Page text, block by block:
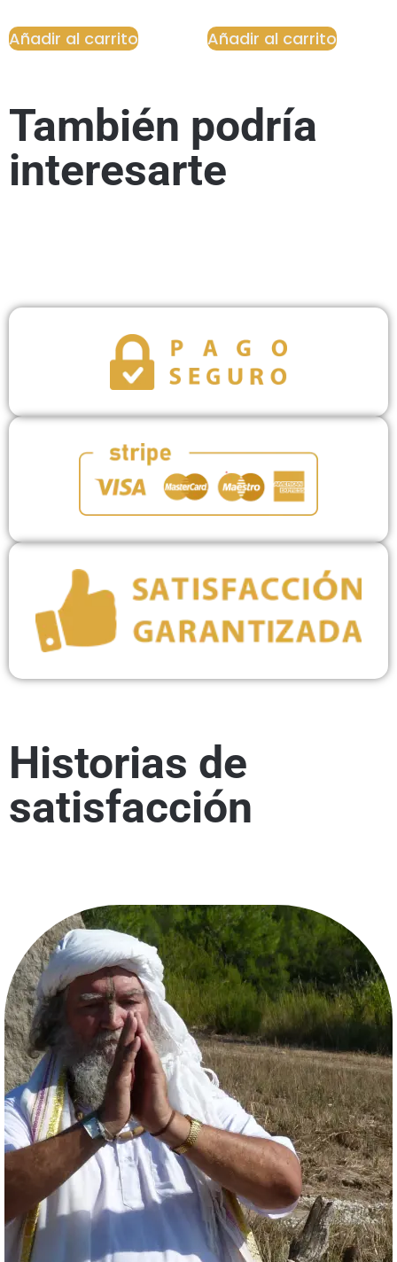
Añadir al carrito Añadir al carrito
También podría
interesarte
Historias de
satisfacción